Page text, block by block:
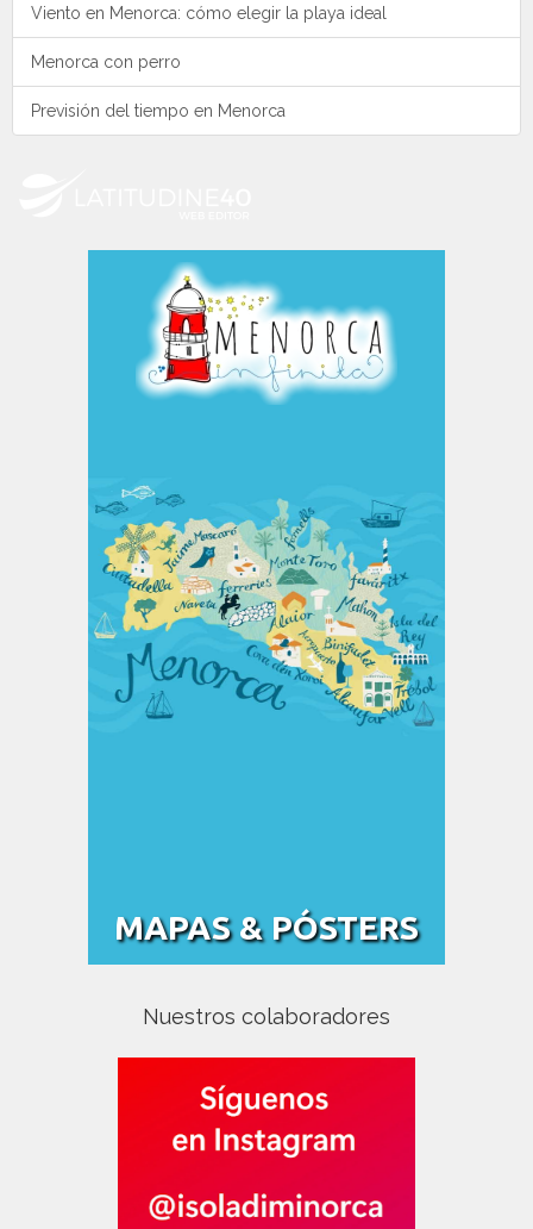
Viento en Menorca: cómo elegir la playa ideal
Menorca con perro
Previsión del tiempo en Menorca
Nuestros colaboradores